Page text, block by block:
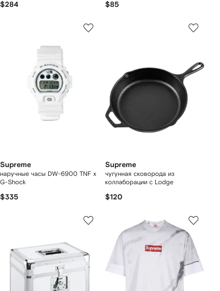
$284 $85
Supreme
наручные часы DW-6900 TNF x
G-Shock
$335
Supreme
чугунная сковорода из
коллаборации с Lodge
$120